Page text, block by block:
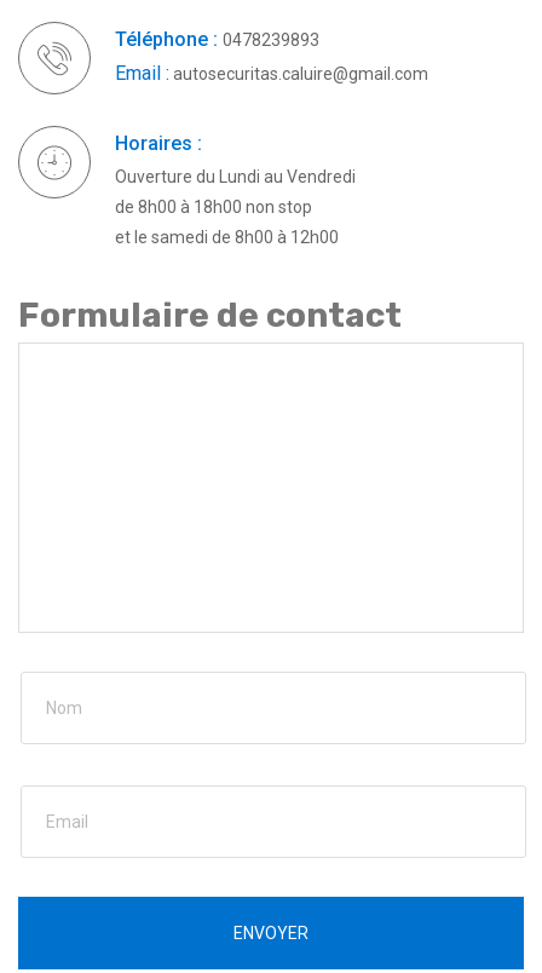
Téléphone : 0478239893
Email : autosecuritas.caluire@gmail.com
Horaires :
Ouverture du Lundi au Vendredi
de 8h00 à 18h00 non stop
et le samedi de 8h00 à 12h00
Formulaire de contact
ENVOYER